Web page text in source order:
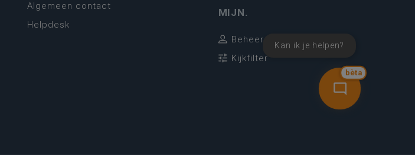
bèta
Kan ik je helpen?
Algemeen contact
Helpdesk
MIJN.
Beheer
Kijkfilter